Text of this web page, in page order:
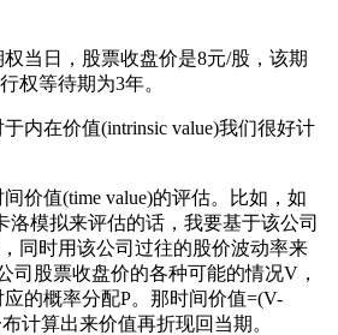
日，股票收盘价是8元/股，该期
权等待期为3年。
在价值(intrinsic value)我们很好计
值(time value)的评估。比如，如
洛模拟来评估的话，我要基于该公司
同时用该公司过往的股价波动率来
司股票收盘价的各种可能的情况V，
的概率分配P。那时间价值=(V-
计算出来价值再折现回当期。